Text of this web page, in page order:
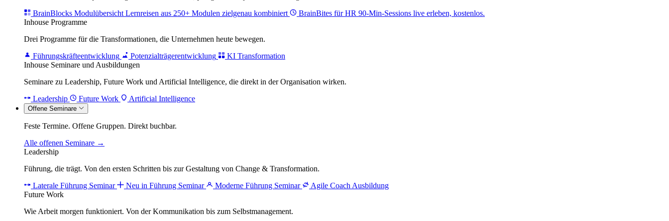
BrainBlocks Modulübersicht Lernreisen aus 250+ Modulen zielgenau kombiniert BrainBites für HR 90-Min-Sessions live erleben, kostenlos.
Inhouse Programme
Drei Programme für die Transformationen, die Unternehmen heute bewegen.
Führungskräfteentwicklung
Potenzialträgerentwicklung
KI Transformation
Inhouse Seminare und Ausbildungen
Seminare zu Leadership, Future Work und Artificial Intelligence, die direkt in der Organisation wirken.
Leadership
Future Work Artificial Intelligence
Offene Seminare
Feste Termine. Offene Gruppen. Direkt buchbar.
Alle offenen Seminare →
Leadership
Führung, die trägt. Von den ersten Schritten bis zur Gestaltung von Change & Transformation.
Laterale Führung Seminar
Neu in Führung Seminar Moderne Führung Seminar
Agile Coach Ausbildung
Future Work
Wie Arbeit morgen funktioniert. Von der Kommunikation bis zum Selbstmanagement.